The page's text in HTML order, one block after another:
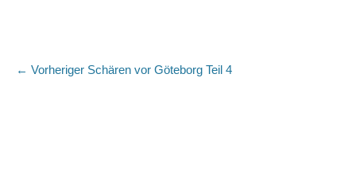
Beitragsnavigation
← Vorheriger Vorheriger
Schären vor Göteborg Teil 4